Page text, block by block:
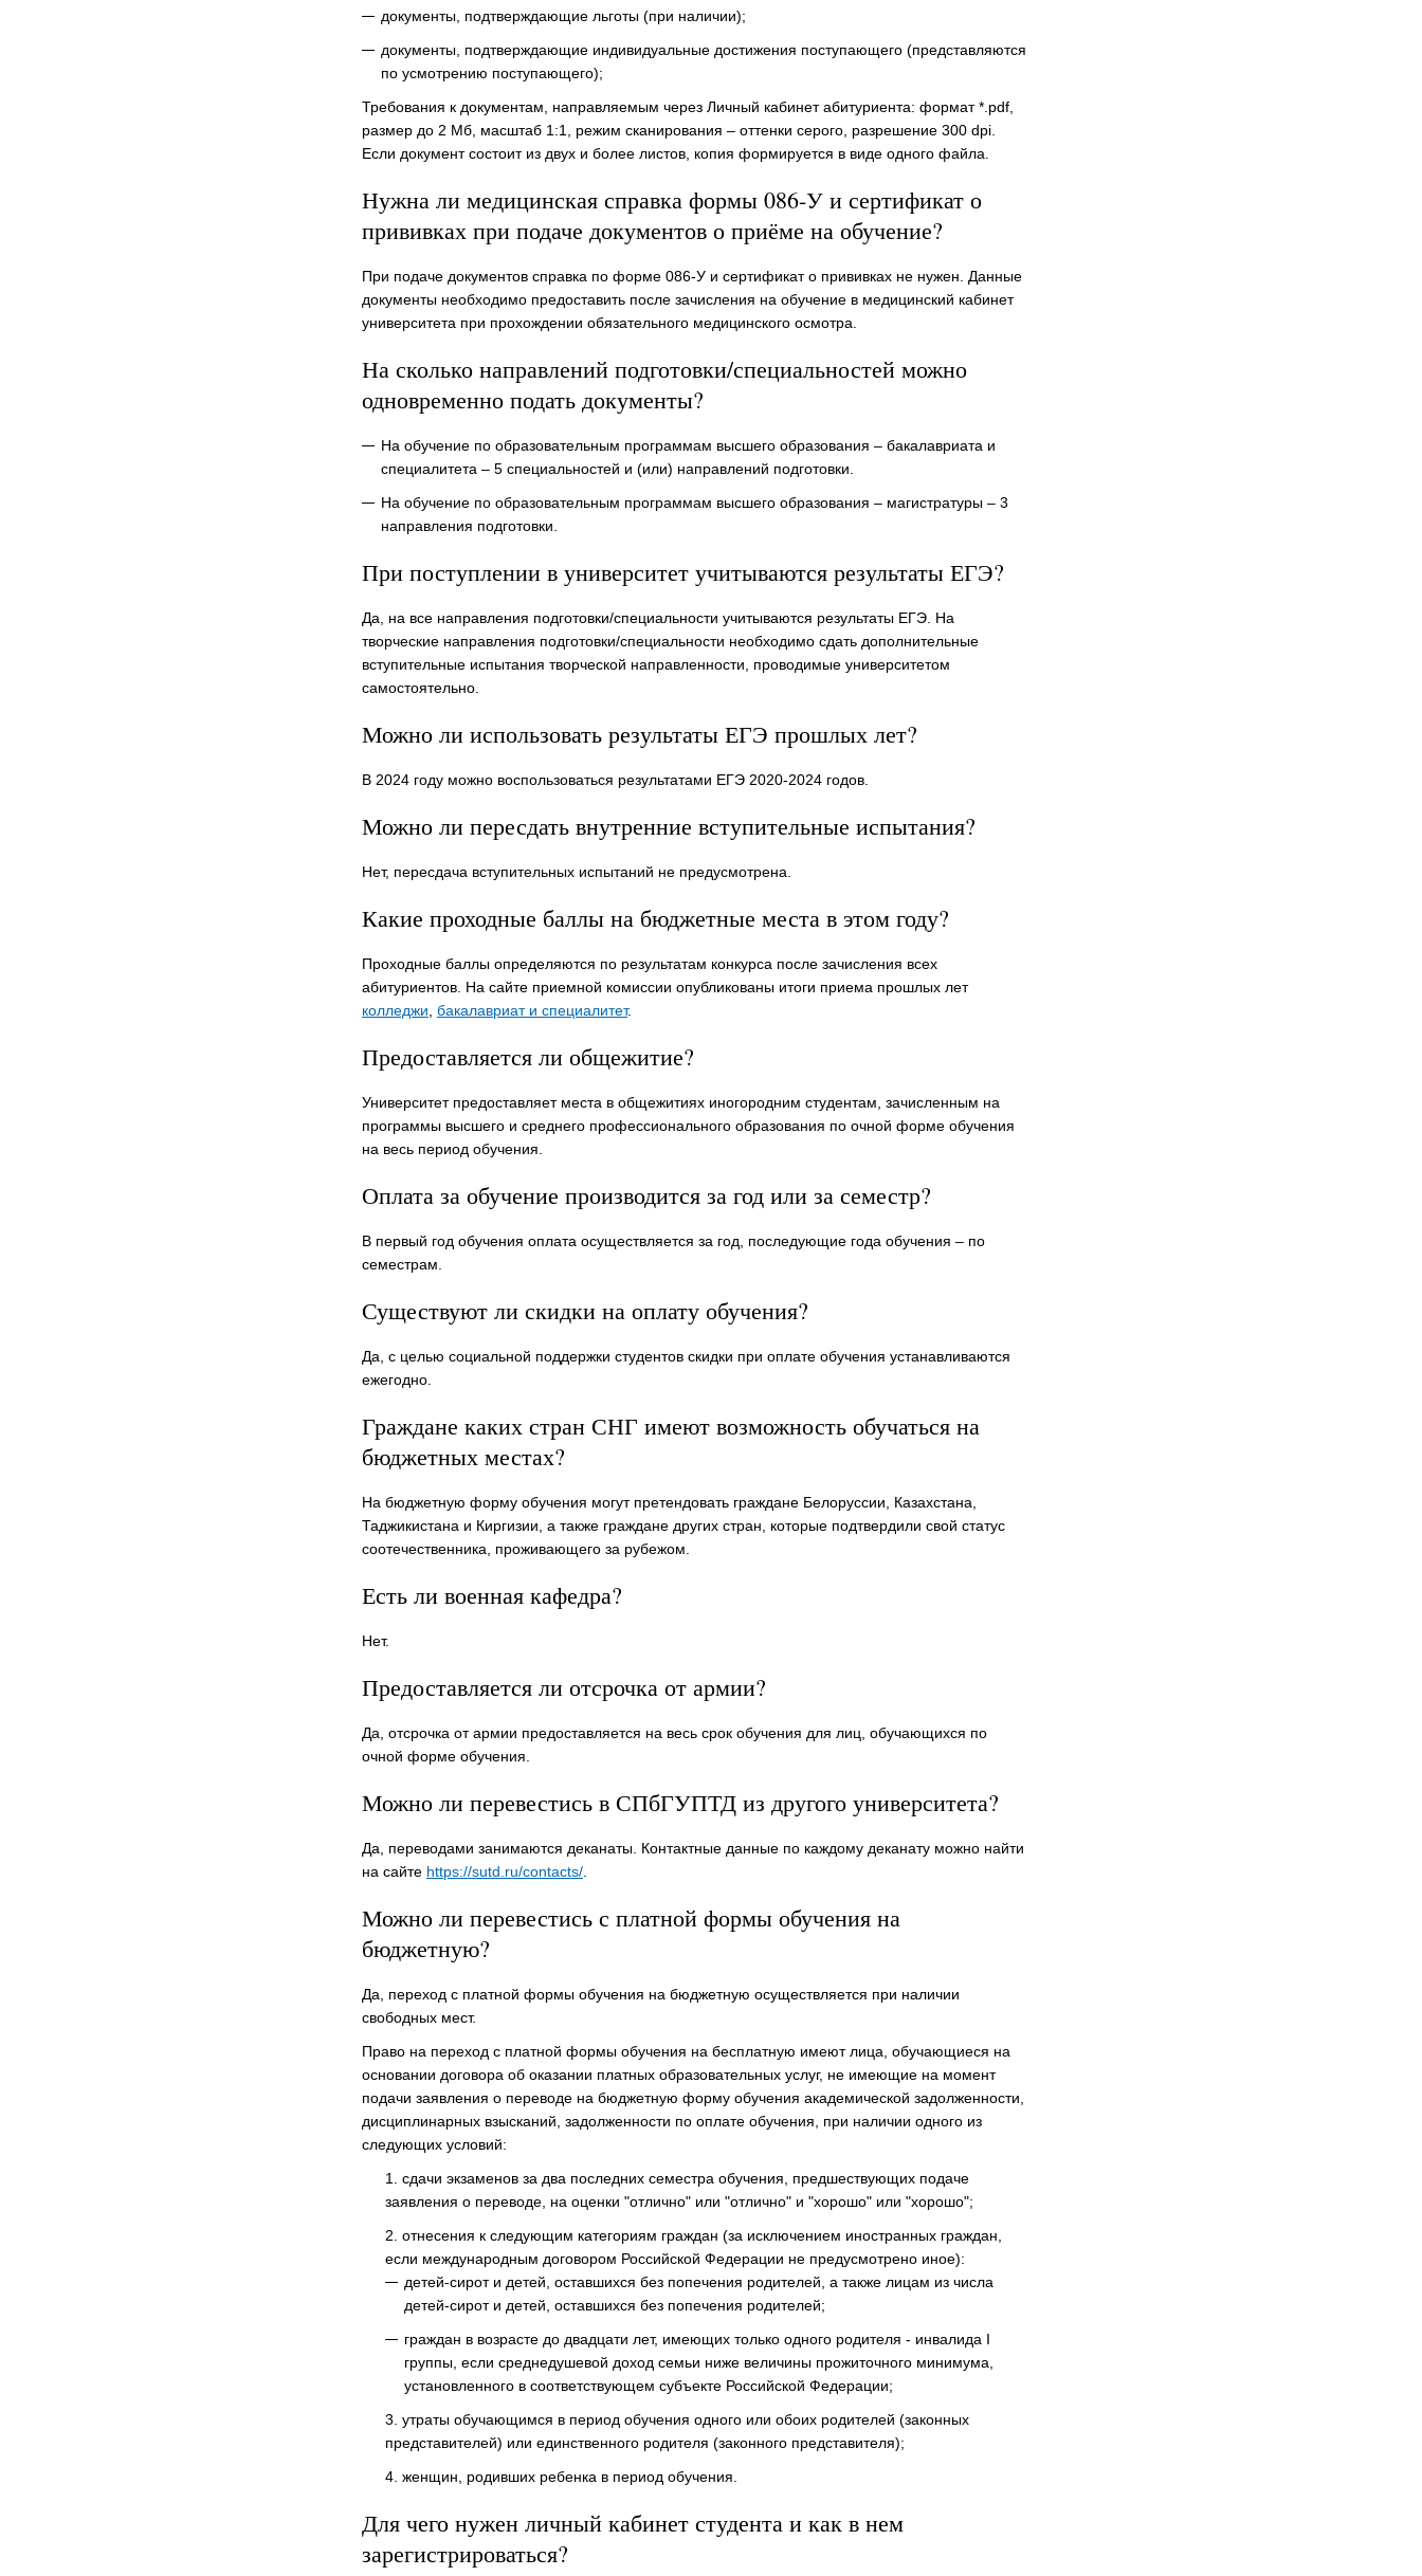
документы, подтверждающие льготы (при наличии);
документы, подтверждающие индивидуальные достижения поступающего (представляются
по усмотрению поступающего);
Требования к документам, направляемым через Личный кабинет абитуриента: формат *.pdf,
размер до 2 Мб, масштаб 1:1, режим сканирования – оттенки серого, разрешение 300 dpi.
Если документ состоит из двух и более листов, копия формируется в виде одного файла.
Нужна ли медицинская справка формы 086-У и сертификат о
прививках при подаче документов о приёме на обучение?
При подаче документов справка по форме 086-У и сертификат о прививках не нужен. Данные
документы необходимо предоставить после зачисления на обучение в медицинский кабинет
университета при прохождении обязательного медицинского осмотра.
На сколько направлений подготовки/специальностей можно
одновременно подать документы?
На обучение по образовательным программам высшего образования – бакалавриата и
специалитета – 5 специальностей и (или) направлений подготовки.
На обучение по образовательным программам высшего образования – магистратуры – 3
направления подготовки.
При поступлении в университет учитываются результаты ЕГЭ?
Да, на все направления подготовки/специальности учитываются результаты ЕГЭ. На
творческие направления подготовки/специальности необходимо сдать дополнительные
вступительные испытания творческой направленности, проводимые университетом
самостоятельно.
Можно ли использовать результаты ЕГЭ прошлых лет?
В 2024 году можно воспользоваться результатами ЕГЭ 2020-2024 годов.
Можно ли пересдать внутренние вступительные испытания?
Нет, пересдача вступительных испытаний не предусмотрена.
Какие проходные баллы на бюджетные места в этом году?
Проходные баллы определяются по результатам конкурса после зачисления всех
абитуриентов. На сайте приемной комиссии опубликованы итоги приема прошлых лет
колледжи, бакалавриат и специалитет.
Предоставляется ли общежитие?
Университет предоставляет места в общежитиях иногородним студентам, зачисленным на
программы высшего и среднего профессионального образования по очной форме обучения
на весь период обучения.
Оплата за обучение производится за год или за семестр?
В первый год обучения оплата осуществляется за год, последующие года обучения – по
семестрам.
Существуют ли скидки на оплату обучения?
Да, с целью социальной поддержки студентов скидки при оплате обучения устанавливаются
ежегодно.
Граждане каких стран СНГ имеют возможность обучаться на
бюджетных местах?
На бюджетную форму обучения могут претендовать граждане Белоруссии, Казахстана,
Таджикистана и Киргизии, а также граждане других стран, которые подтвердили свой статус
соотечественника, проживающего за рубежом.
Есть ли военная кафедра?
Нет.
Предоставляется ли отсрочка от армии?
Да, отсрочка от армии предоставляется на весь срок обучения для лиц, обучающихся по
очной форме обучения.
Можно ли перевестись в СПбГУПТД из другого университета?
Да, переводами занимаются деканаты. Контактные данные по каждому деканату можно найти
на сайте https://sutd.ru/contacts/.
Можно ли перевестись с платной формы обучения на
бюджетную?
Да, переход с платной формы обучения на бюджетную осуществляется при наличии
свободных мест.
Право на переход с платной формы обучения на бесплатную имеют лица, обучающиеся на
основании договора об оказании платных образовательных услуг, не имеющие на момент
подачи заявления о переводе на бюджетную форму обучения академической задолженности,
дисциплинарных взысканий, задолженности по оплате обучения, при наличии одного из
следующих условий:
сдачи экзаменов за два последних семестра обучения, предшествующих подаче
заявления о переводе, на оценки "отлично" или "отлично" и "хорошо" или "хорошо";
отнесения к следующим категориям граждан (за исключением иностранных граждан,
если международным договором Российской Федерации не предусмотрено иное):
детей-сирот и детей, оставшихся без попечения родителей, а также лицам из числа
детей-сирот и детей, оставшихся без попечения родителей;
граждан в возрасте до двадцати лет, имеющих только одного родителя - инвалида I
группы, если среднедушевой доход семьи ниже величины прожиточного минимума,
установленного в соответствующем субъекте Российской Федерации;
утраты обучающимся в период обучения одного или обоих родителей (законных
представителей) или единственного родителя (законного представителя);
женщин, родивших ребенка в период обучения.
Для чего нужен личный кабинет студента и как в нем
зарегистрироваться?